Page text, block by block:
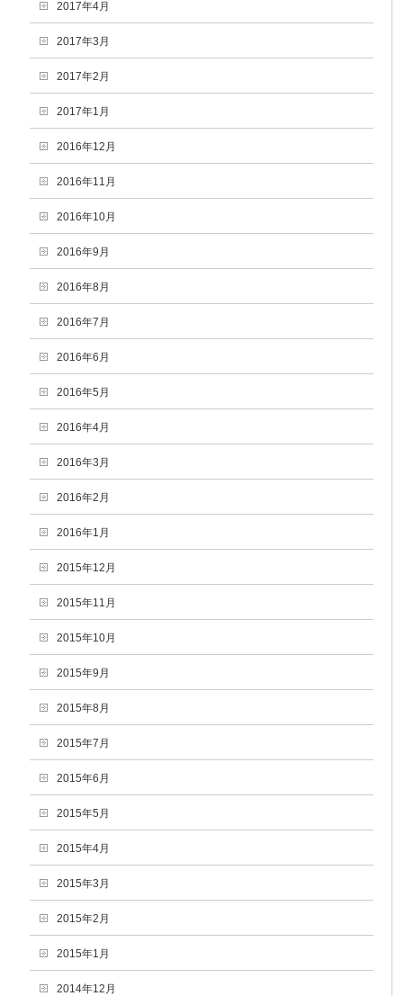
2017年4月
2017年3月
2017年2月
2017年1月
2016年12月
2016年11月
2016年10月
2016年9月
2016年8月
2016年7月
2016年6月
2016年5月
2016年4月
2016年3月
2016年2月
2016年1月
2015年12月
2015年11月
2015年10月
2015年9月
2015年8月
2015年7月
2015年6月
2015年5月
2015年4月
2015年3月
2015年2月
2015年1月
2014年12月